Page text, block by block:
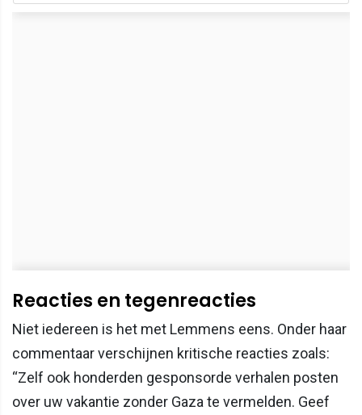
Reacties en tegenreacties
Niet iedereen is het met Lemmens eens. Onder haar
commentaar verschijnen kritische reacties zoals:
“Zelf ook honderden gesponsorde verhalen posten
over uw vakantie zonder Gaza te vermelden. Geef